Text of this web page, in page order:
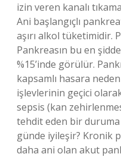
izin veren kanalı
Ani başlangıçlı
aşırı alkol tüketimidir.
Pankreasın bu en
%15’inde görülür.
kapsamlı hasara
işlevlerinin geçici
sepsis (kan
tehdit eden bir
günde iyileşir? Kronik
daha ani olan akut